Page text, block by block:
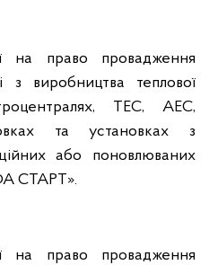
на право провадження
з виробництва теплової
ТЕС, АЕС,
та установках з
або поновлюваних
СТАРТ».
на право провадження